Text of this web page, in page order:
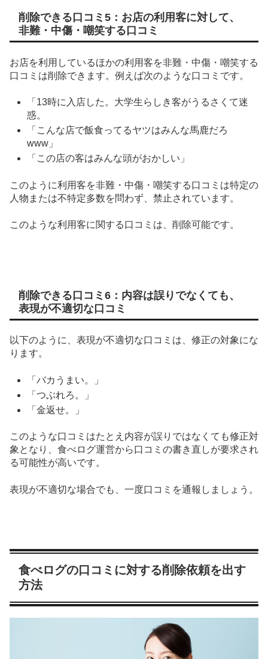
削除できる口コミ5：お店の利用客に対して、
非難・中傷・嘲笑する口コミ
お店を利用しているほかの利用客を非難・中傷・嘲笑する
口コミは削除できます。例えば次のような口コミです。
「13時に入店した。大学生らしき客がうるさくて迷
惑。
「こんな店で飯食ってるヤツはみんな馬鹿だろ
www」
「この店の客はみんな頭がおかしい」
このように利用客を非難・中傷・嘲笑する口コミは特定の
人物または不特定多数を問わず、禁止されています。
このような利用客に関する口コミは、削除可能です。
削除できる口コミ6：内容は誤りでなくても、
表現が不適切な口コミ
以下のように、表現が不適切な口コミは、修正の対象にな
ります。
「バカうまい。」
「つぶれろ。」
「金返せ。」
このような口コミはたとえ内容が誤りではなくても修正対
象となり、食べログ運営から口コミの書き直しが要求され
る可能性が高いです。
表現が不適切な場合でも、一度口コミを通報しましょう。
食べログの口コミに対する削除依頼を出す
方法